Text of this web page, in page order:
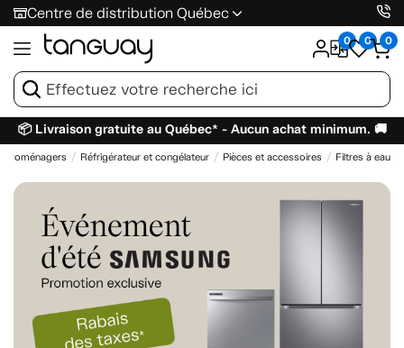
Centre de distribution Québec
0 0 0
📦 Livraison gratuite au Québec* - Aucun achat minimum. 🚚
Réfrigérateur et congélateur Pièces et accessoires Filtres à eau